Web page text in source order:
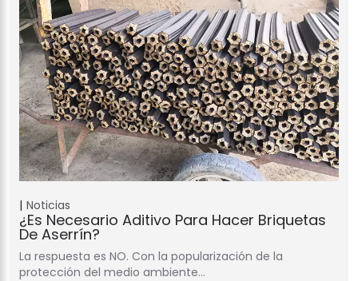
Noticias
¿Es Necesario Aditivo Para Hacer Briquetas
De Aserrín?
La respuesta es NO. Con la popularización de la
protección del medio ambiente…